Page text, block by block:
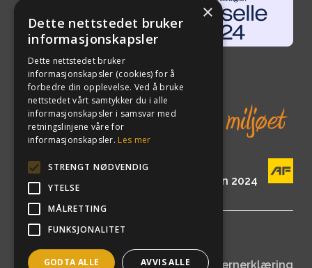
En del av AF Gruppen siden 2024
©2026ETA Norge AS
Åpenhetsloven|Personvernerklæring
×
Dette nettstedet bruker
informasjonskapsler
Dette nettstedet bruker
informasjonskapsler (cookies) for å
forbedre din opplevelse. Ved å bruke
nettstedet vårt samtykker du i alle
informasjonskapsler i samsvar med
retningslinjene våre for
informasjonskapsler. Les mer
STRENGT NØDVENDIG
YTELSE
MÅLRETTING
FUNKSJONALITET
GODTA ALLE AVVIS ALLE